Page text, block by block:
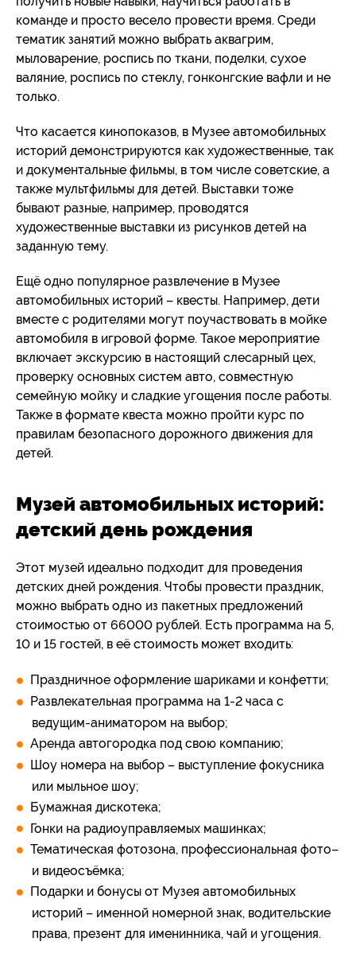
команде и просто весело провести время. Среди
тематик занятий можно выбрать аквагрим,
мыловарение, роспись по ткани, поделки, сухое
валяние, роспись по стеклу, гонконгские вафли и не
только.
Что касается кинопоказов, в Музее автомобильных
историй демонстрируются как художественные, так
и документальные фильмы, в том числе советские, а
также мультфильмы для детей. Выставки тоже
бывают разные, например, проводятся
художественные выставки из рисунков детей на
заданную тему.
Ещё одно популярное развлечение в Музее
автомобильных историй – квесты. Например, дети
вместе с родителями могут поучаствовать в мойке
автомобиля в игровой форме. Такое мероприятие
включает экскурсию в настоящий слесарный цех,
проверку основных систем авто, совместную
семейную мойку и сладкие угощения после работы.
Также в формате квеста можно пройти курс по
правилам безопасного дорожного движения для
детей.
Музей автомобильных историй:
детский день рождения
Этот музей идеально подходит для проведения
детских дней рождения. Чтобы провести праздник,
можно выбрать одно из пакетных предложений
стоимостью от 66000 рублей. Есть программа на 5,
10 и 15 гостей, в её стоимость может входить:
Праздничное оформление шариками и конфетти;
Развлекательная программа на 1-2 часа с
ведущим-аниматором на выбор;
Аренда автогородка под свою компанию;
Шоу номера на выбор – выступление фокусника
или мыльное шоу;
Бумажная дискотека;
Гонки на радиоуправляемых машинках;
Тематическая фотозона, профессиональная фото–
и видеосъёмка;
Подарки и бонусы от Музея автомобильных
историй – именной номерной знак, водительские
права, презент для именинника, чай и угощения.